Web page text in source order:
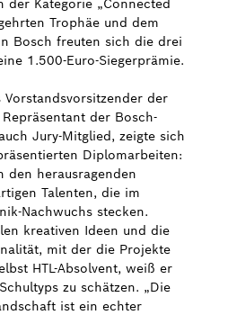
der Kategorie „Connected
Trophäe und dem
Bosch freuten sich die drei
1.500-Euro-Siegerprämie.
Vorstandsvorsitzender der
der Bosch-
Jury-Mitglied, zeigte sich
Diplomarbeiten:
den herausragenden
Talenten, die im
Nachwuchs stecken.
kreativen Ideen und die
mit der die Projekte
HTL-Absolvent, weiß er
zu schätzen. „Die
ist ein echter